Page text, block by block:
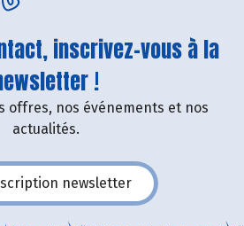
inscrivez-vous à la
!
offres, nos événements et nos
actualités.
newsletter